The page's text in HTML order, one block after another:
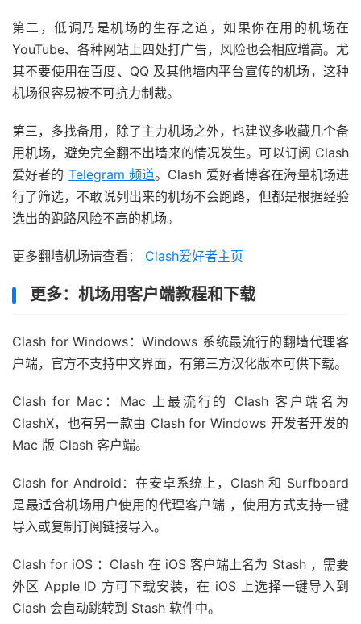
第二，低调乃是机场的生存之道，如果你在用的机场在
YouTube、各种网站上四处打广告，风险也会相应增高。尤
其不要使用在百度、QQ 及其他墙内平台宣传的机场，这种
机场很容易被不可抗力制裁。
第三，多找备用，除了主力机场之外，也建议多收藏几个备
用机场，避免完全翻不出墙来的情况发生。可以订阅 Clash
爱好者的 Telegram 频道。Clash 爱好者博客在海量机场进
行了筛选，不敢说列出来的机场不会跑路，但都是根据经验
选出的跑路风险不高的机场。
更多翻墙机场请查看： Clash爱好者主页
更多：机场用客户端教程和下载
Clash for Windows：Windows 系统最流行的翻墙代理客
户端，官方不支持中文界面，有第三方汉化版本可供下载。
Clash for Mac：Mac 上最流行的 Clash 客户端名为
ClashX，也有另一款由 Clash for Windows 开发者开发的
Mac 版 Clash 客户端。
Clash for Android：在安卓系统上，Clash 和 Surfboard
是最适合机场用户使用的代理客户端 ，使用方式支持一键
导入或复制订阅链接导入。
Clash for iOS ：Clash 在 iOS 客户端上名为 Stash ，需要
外区 Apple ID 方可下载安装，在 iOS 上选择一键导入到
Clash 会自动跳转到 Stash 软件中。